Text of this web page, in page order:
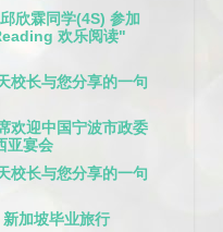
欣霖同学(4S) 参加
欢乐阅读"
校长与您分享的一句
欢迎中国宁波市政委
亚宴会
校长与您分享的一句
加坡毕业旅行